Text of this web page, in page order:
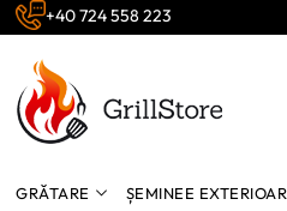
+40 724 558 223
GRĂTARE ȘEMINEE